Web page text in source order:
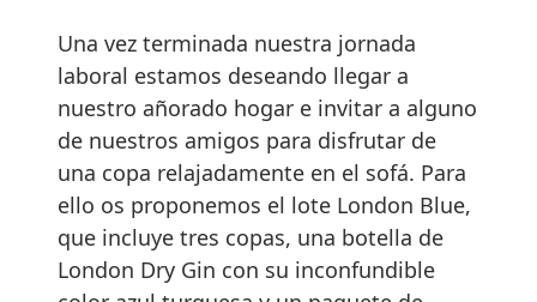
Una vez terminada nuestra jornada
laboral estamos deseando llegar a
nuestro añorado hogar e invitar a alguno
de nuestros amigos para disfrutar de
una copa relajadamente en el sofá. Para
ello os proponemos el lote London Blue,
que incluye tres copas, una botella de
London Dry Gin con su inconfundible